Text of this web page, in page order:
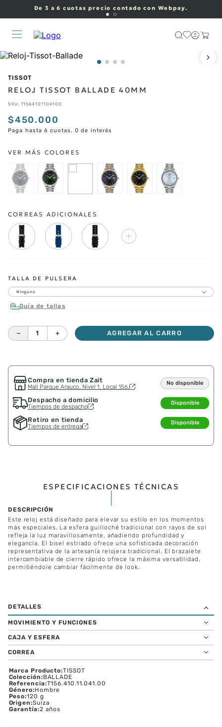
De 3 a 6 cuotas precio contado con Webpay.
TISSOT
RELOJ TISSOT BALLADE 40MM
SKU: T1564101104100
$450.000
Paga hasta 6 cuotas, 0 de interés
CORREAS ADICIONALES
TALLA DE PULSERA
Ninguno
Guía de tallas
＋
－ AGREGAR AL CARRO
Compra en tienda Zait
Mall Parque Arauco, Nivel 1. Local 156.
No disponible
Despacho a domicilio
Tiempos de despacho
Disponible
Retiro en tienda
Tiempos de entrega
Disponible
ESPECIFICACIONES TÉCNICAS
Este reloj está diseñado para elevar su estilo en los momentos
más especiales. La esfera guilloché tradicional con rayos de sol
refleja la luz maravillosamente, añadiendo profundidad y
elegancia. El bisel estriado ofrece una sofisticada decoración
representativa de la artesanía relojera tradicional. El brazalete
intercambiable de cierre rápido ofrece la máxima versatilidad,
permitiéndole cambiar fácilmente de look.
MOVIMIENTO Y FUNCIONES
CAJA Y ESFERA
CORREA
Marca Producto:TISSOT
Colección:BALLADE
Referencia:T156.410.11.041.00
Género:Hombre
Peso:120 g
Origen:Suiza
Garantía:2 años